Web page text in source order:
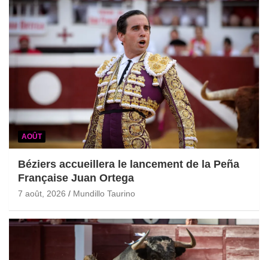
AOÛT
Béziers accueillera le lancement de la Peña
Française Juan Ortega
7 août, 2026 Mundillo Taurino